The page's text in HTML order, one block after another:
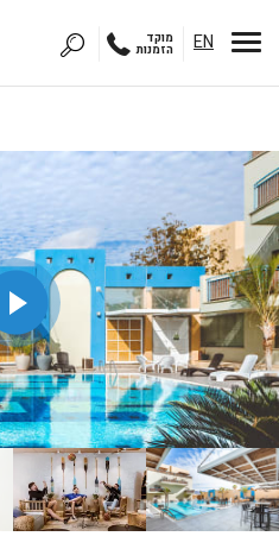
EN מוקד
הזמנות